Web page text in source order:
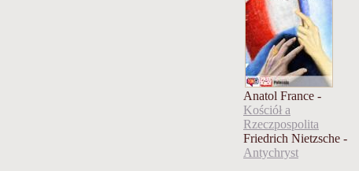
Anatol France -
Kościół a
Rzeczpospolita
Friedrich Nietzsche -
Antychryst